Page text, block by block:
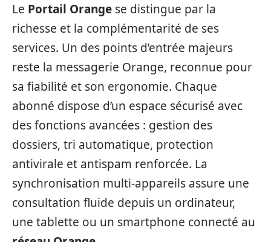
Le Portail Orange se distingue par la
richesse et la complémentarité de ses
services. Un des points d’entrée majeurs
reste la messagerie Orange, reconnue pour
sa fiabilité et son ergonomie. Chaque
abonné dispose d’un espace sécurisé avec
des fonctions avancées : gestion des
dossiers, tri automatique, protection
antivirale et antispam renforcée. La
synchronisation multi-appareils assure une
consultation fluide depuis un ordinateur,
une tablette ou un smartphone connecté au